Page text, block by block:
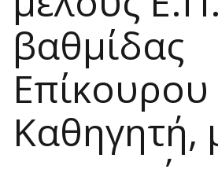
βαθμίδας
Επίκουρου
Καθηγητή,